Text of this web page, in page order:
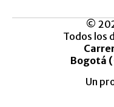
©
Todos los
Bogotá
Un